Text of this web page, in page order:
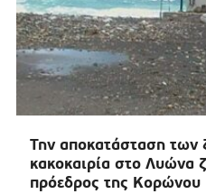
Την αποκατάσταση των
κακοκαιρία στο Λυώνα
πρόεδρος της Κορώνου